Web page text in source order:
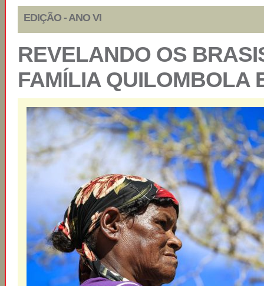
EDIÇÃO - ANO VI
REVELANDO OS
FAMÍLIA QUILOMBOLA